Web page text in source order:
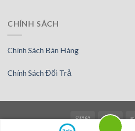
CHÍNH SÁCH
Chính Sách Bán Hàng
Chính Sách Đổi Trả